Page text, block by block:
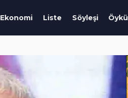
Ekonomi Liste Söyleşi Öykü